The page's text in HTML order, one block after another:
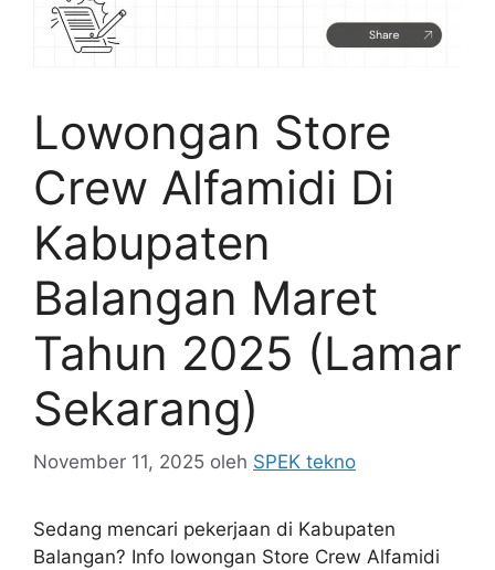
Lowongan Store
Crew Alfamidi Di
Kabupaten
Balangan Maret
Tahun 2025 (Lamar
Sekarang)
November 11, 2025 oleh SPEK tekno
Sedang mencari pekerjaan di Kabupaten
Balangan? Info lowongan Store Crew Alfamidi